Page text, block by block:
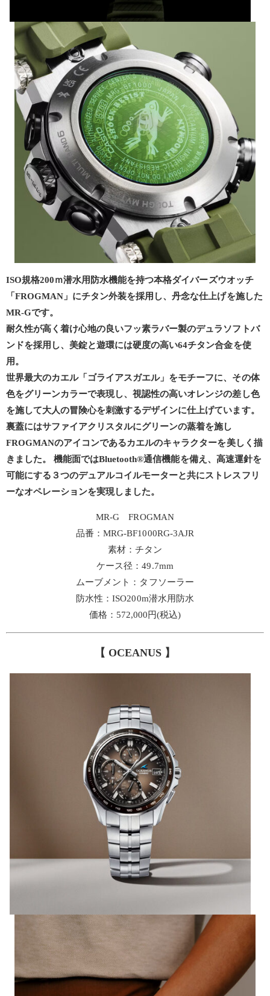
ISO規格200ｍ潜水用防水機能を持つ本格ダイバーズウオッチ
「FROGMAN」にチタン外装を採用し、丹念な仕上げを施した
MR-Gです。
耐久性が高く着け心地の良いフッ素ラバー製のデュラソフトバ
ンドを採用し、美錠と遊環には硬度の高い64チタン合金を使
用。
世界最大のカエル「ゴライアスガエル」をモチーフに、その体
色をグリーンカラーで表現し、視認性の高いオレンジの差し色
を施して大人の冒険心を刺激するデザインに仕上げています。
裏蓋にはサファイアクリスタルにグリーンの蒸着を施し
FROGMANのアイコンであるカエルのキャラクターを美しく描
きました。 機能面ではBluetooth®通信機能を備え、高速運針を
可能にする３つのデュアルコイルモーターと共にストレスフリ
ーなオペレーションを実現しました。
MR-G FROGMAN
品番：MRG-BF1000RG-3AJR
素材：チタン
ケース径：49.7mm
ムーブメント：タフソーラー
防水性：ISO200m潜水用防水
価格：572,000円(税込)
【 OCEANUS 】